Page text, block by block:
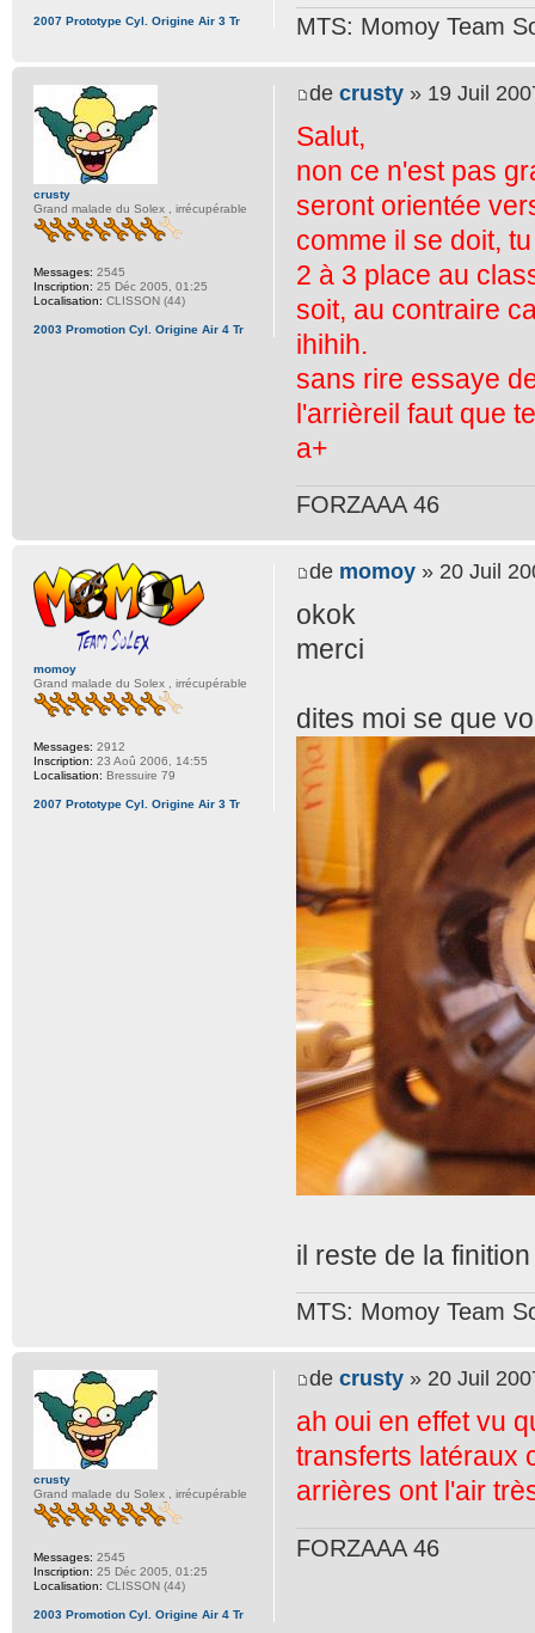
MTS: Momoy Team
2007 Prototype Cyl. Origine Air 3 Tr
de crusty » 19 Juil
Salut,
non ce n'est pas
seront orientée
comme il se doit,
2 à 3 place au
soit, au contraire
ihihih.
sans rire essaye
l'arrièreil faut que
a+
FORZAAA 46
crusty
Grand malade du Solex , irrécupérable
Messages: 2545
Inscription: 25 Déc 2005, 01:25
Localisation: CLISSON (44)
2003 Promotion Cyl. Origine Air 4 Tr
de momoy » 20 Juil
okok
merci
dites moi se que
il reste de la
MTS: Momoy Team
momoy
Grand malade du Solex , irrécupérable
Messages: 2912
Inscription: 23 Aoû 2006, 14:55
Localisation: Bressuire 79
2007 Prototype Cyl. Origine Air 3 Tr
de crusty » 20 Juil
ah oui en effet vu
transferts latéraux
arrières ont l'air
FORZAAA 46
crusty
Grand malade du Solex , irrécupérable
Messages: 2545
Inscription: 25 Déc 2005, 01:25
Localisation: CLISSON (44)
2003 Promotion Cyl. Origine Air 4 Tr